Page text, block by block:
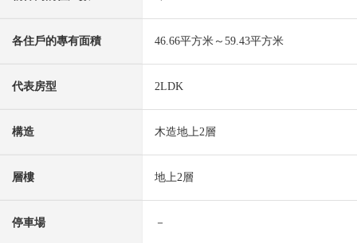
各住戶的專有面積 46.66平方米～59.43平方米
代表房型 2LDK
構造 木造地上2層
層樓 地上2層
停車場 －